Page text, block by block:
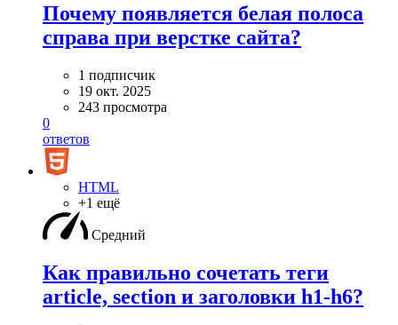
Почему появляется белая полоса
справа при верстке сайта?
1 подписчик
19 окт. 2025
243 просмотра
0
ответов
HTML
+1 ещё
Средний
Как правильно сочетать теги
article, section и заголовки h1-h6?